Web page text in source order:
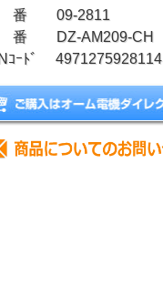
番 09-2811
番 DZ-AM209-CH
ｺｰﾄﾞ 4971275928114